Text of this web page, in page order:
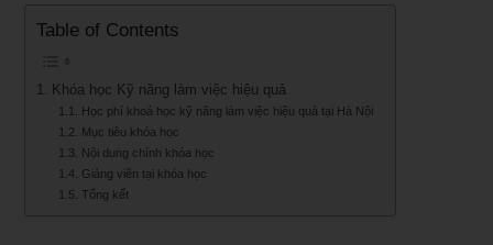
Table of Contents
Khóa học Kỹ năng làm việc hiệu quả
Học phí khoá học kỹ năng làm việc hiệu quả tại Hà Nội
Mục tiêu khóa học
Nội dung chính khóa học
Giảng viên tại khóa học
Tổng kết